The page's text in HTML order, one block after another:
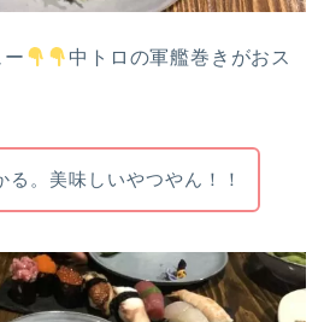
中トロの軍艦巻きがおス
る。美味しいやつやん！！